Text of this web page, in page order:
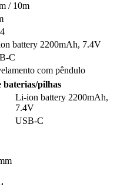
/ 10m
battery 2200mAh, 7.4V
C
com pêndulo
baterias/pilhas
Li-ion battery 2200mAh,
7.4V
USB-C